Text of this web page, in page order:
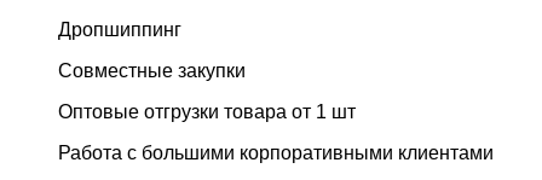
Дропшиппинг
Совместные закупки
Оптовые отгрузки товара от 1 шт
Работа с большими корпоративными клиентами